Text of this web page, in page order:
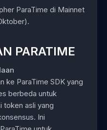
ParaTime di Mainnet
PARATIME
ke ParaTime SDK yang
berbeda untuk
token asli yang
Ini